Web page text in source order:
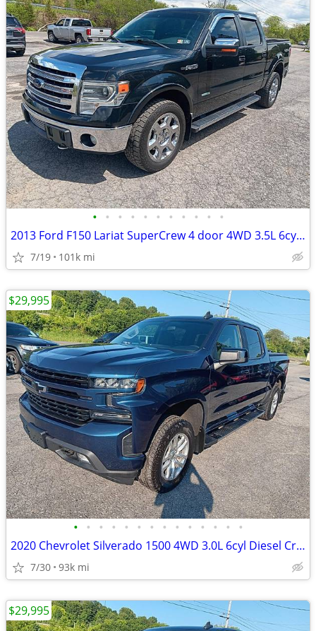
• • • • • • • • • • •
2013 Ford F150 Lariat SuperCrew 4 door 4WD 3.5L 6cyl leather sunroof 4
7/19 101k mi
• • • • • • • • • • • • • •
2020 Chevrolet Silverado 1500 4WD 3.0L 6cyl Diesel Crew Cab 4 door ful
7/30 93k mi
$29,995
$29,995